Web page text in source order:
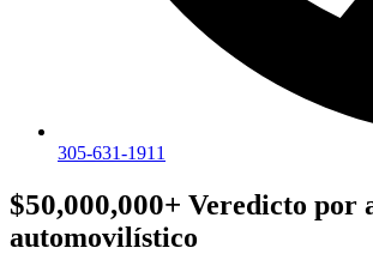
305-631-1911
$50,000,000+ Veredicto por
automovilístico